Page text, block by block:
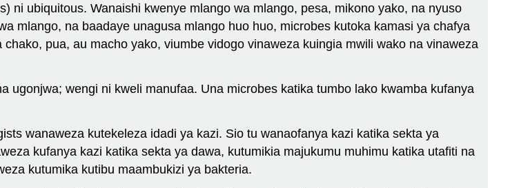
ni ubiquitous. Wanaishi kwenye mlango wa mlango, pesa, mikono yako, na nyuso
mlango, na baadaye unagusa mlango huo huo, microbes kutoka kamasi ya chafya
pua, au macho yako, viumbe vidogo vinaweza kuingia mwili wako na vinaweza
ugonjwa; wengi ni kweli manufaa. Una microbes katika tumbo lako kwamba kufanya
wanaweza kutekeleza idadi ya kazi. Sio tu wanaofanya kazi katika sekta ya
kufanya kazi katika sekta ya dawa, kutumikia majukumu muhimu katika utafiti na
kutumika kutibu maambukizi ya bakteria.